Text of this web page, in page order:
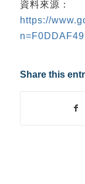
資料來源：
https://
Share this